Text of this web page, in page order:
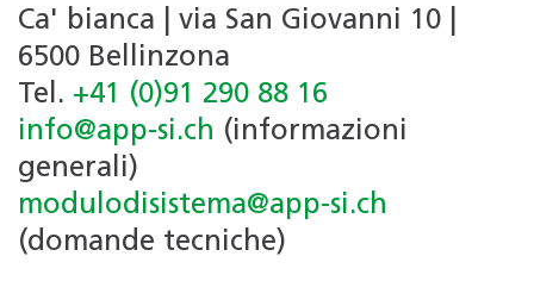
Ca' bianca | via San Giovanni 10 |
6500 Bellinzona
Tel. +41 (0)91 290 88 16
info@app-si.ch (informazioni
generali)
modulodisistema@app-si.ch
(domande tecniche)